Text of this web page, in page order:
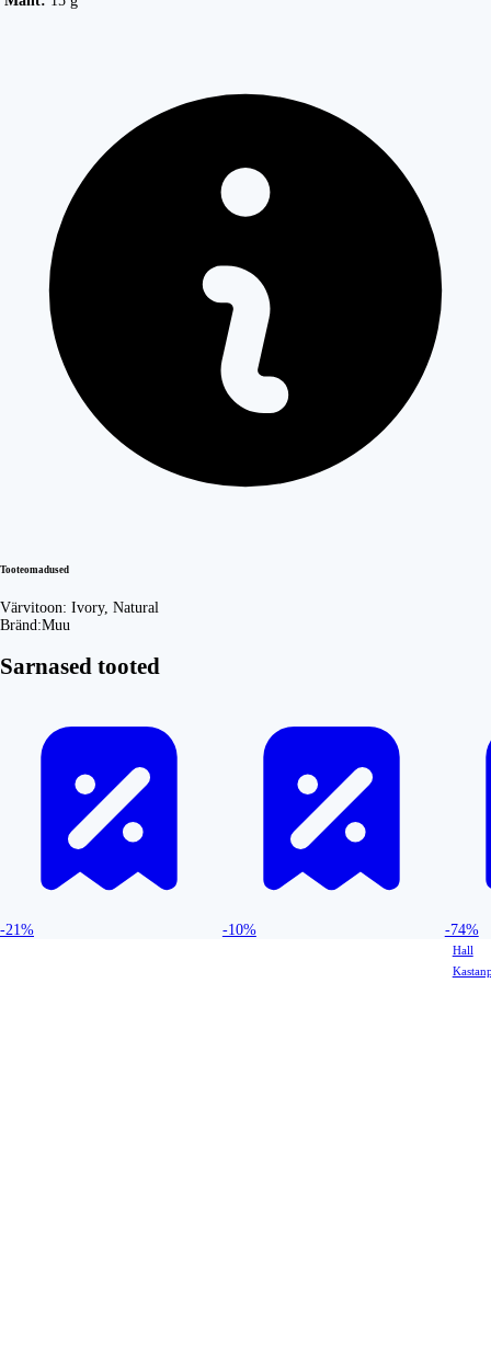
Tooteomadused
Värvitoon: Ivory, Natural
Bränd:Muu
Sarnased tooted
-21% -10% -74%
Hall